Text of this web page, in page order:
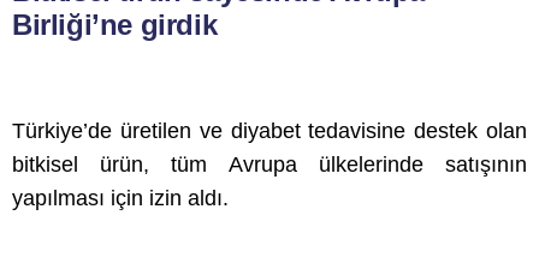
Birliği’ne girdik
Türkiye’de üretilen ve diyabet tedavisine destek olan
bitkisel ürün, tüm Avrupa ülkelerinde satışının
yapılması için izin aldı.